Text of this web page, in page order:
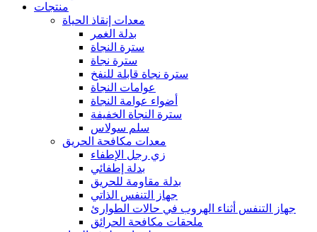
منتجات
معدات إنقاذ الحياة
بدلة الغمر
سترة النجاة
سترة نجاة
سترة نجاة قابلة للنفخ
عوامات النجاة
أضواء عوامة النجاة
سترة النجاة الخفيفة
سلم سولاس
معدات مكافحة الحريق
زي رجل الإطفاء
بدلة إطفائي
بدلة مقاومة للحريق
جهاز التنفس الذاتي
جهاز التنفس أثناء الهروب في حالات الطوارئ
ملحقات مكافحة الحرائق